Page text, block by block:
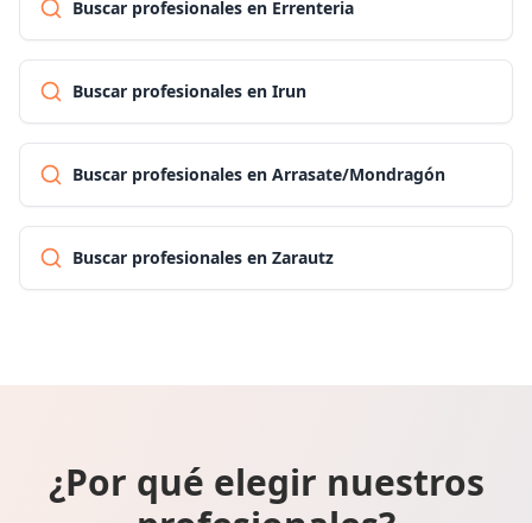
Buscar profesionales en Errenteria
Buscar profesionales en Irun
Buscar profesionales en Arrasate/Mondragón
Buscar profesionales en Zarautz
¿Por qué elegir nuestros